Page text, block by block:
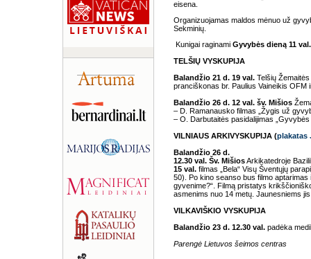
eisena.
Organizuojamas maldos mėnuo už
Sekminių.
Kunigai raginami Gyvybės dieną 11
TELŠIŲ VYSKUPIJA
Balandžio 21 d. 19 val. Telšių
pranciškonas br. Paulius Vaineikis OFM
Balandžio 26 d. 12 val. šv. Mišios
– D. Ramanausko filmas „Žygis už
– O. Darbutaitės pasidalijimas
VILNIAUS ARKIVYSKUPIJA (plakatas
Balandžio 26 d.
12.30 val. Šv. MišiosArkikatedroje
15 val. filmas „Bela“ Visų Šventųjų
50). Po kino seanso bus filmo
gyvenime?“. Filmą pristatys
asmenims nuo 14 metų. Jaunesniems
VILKAVIŠKIO VYSKUPIJA
Balandžio 23 d. 12.30 val. padėka
Parengė Lietuvos šeimos centras